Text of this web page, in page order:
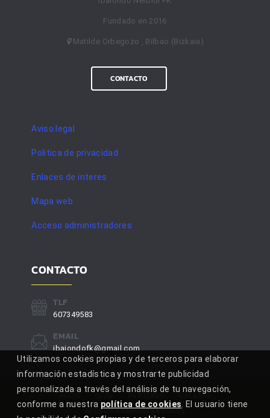
Fundado en 2016
Matilde Orbegozo , Bilbao (Bizkaia)
CONTACTO
Aviso legal
Politica de privacidad
Enlaces de interes
Mapa web
Acceso administradores
CONTACTO
TLF
607349583
EMAIL
ibaiondofk@gmail.com
INICIO CLUB PARTIDOS
GALERÍA
ACCESO ADMINISTRADORES
Utilizamos cookies propias y de terceros para elaborar
información estadística y mostrarte publicidad
personalizada a través del análisis de tu navegación,
conforme a nuestra política de cookies. El usuario tiene